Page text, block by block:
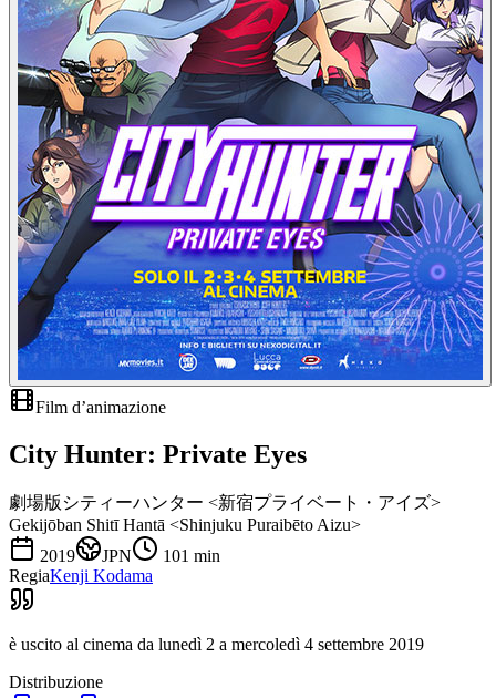
Film d’animazione
City Hunter: Private Eyes
劇場版シティーハンター <新宿プライベート・アイズ>
Gekijōban Shitī Hantā <Shinjuku Puraibēto Aizu>
2019
JPN 101 min
RegiaKenji Kodama
è uscito al cinema da lunedì 2 a mercoledì 4 settembre 2019
Distribuzione